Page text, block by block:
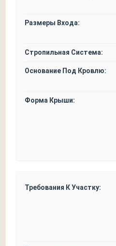
Размеры Входа:
Стропильная Система:
Основание Под Кровлю:
Форма Крыши:
Требования К Участку: